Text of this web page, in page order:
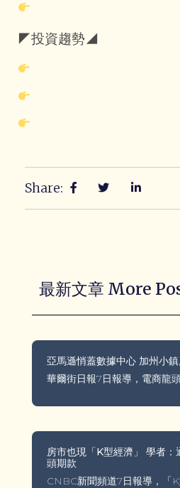
◤投資趨勢◢
Share:
最新文章 More
亞馬遜悄蓋數據中心 加州小
華爾街日報7日報導，電商龍
房市也現「K型經濟」 學者：
頭期款
CNBC新聞頻道7日報導，「